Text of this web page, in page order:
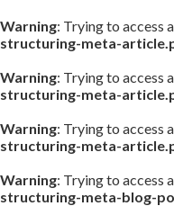
Warning: Trying to access
structuring-meta-
Warning: Trying to access
structuring-meta-
Warning: Trying to access
structuring-meta-
Warning: Trying to access
structuring-meta-blog-